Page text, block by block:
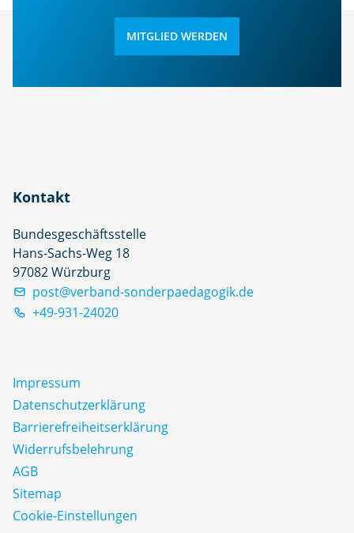
MITGLIED WERDEN
Kontakt
Bundesgeschäftsstelle
Hans-Sachs-Weg 18
97082 Würzburg
post@verband-sonderpaedagogik.de
+49-931-24020
Impressum
Datenschutz­erklärung
Barrierefreiheitserklärung
Widerrufsbelehrung
AGB
Sitemap
Cookie-Einstellungen